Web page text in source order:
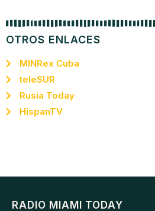
OTROS ENLACES
MINRex Cuba
teleSUR
Rusia Today
HispanTV
RADIO MIAMI TODAY